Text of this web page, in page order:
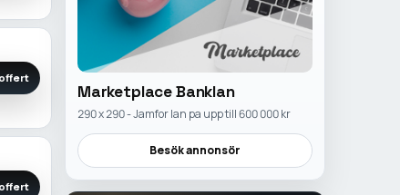
Marketplace Banklan
290 x 290 - Jamfor lan pa upp till 600 000 kr
Besök annonsör